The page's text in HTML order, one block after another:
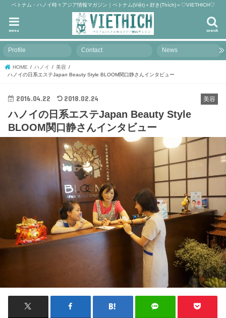
ベトナム・ハノイ時々アジア情報マガジン｜ベトナム(Việt)＋好き(Thích)＝♡VIETHICH♡
search
menu
Profile Contact News
HOME ハノイ
美容
ハノイの日系エステJapan Beauty Style BLOOM関口静さんインタビュー
美容
2016.04.22 2018.02.24
ハノイの日系エステJapan Beauty Style
BLOOM関口静さんインタビュー